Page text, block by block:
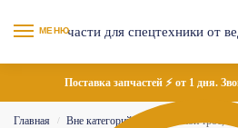
МЕНЮ
Поставка запчастей ⚡ от 1 дня.
Главная / Вне категорий Тормозной трос,